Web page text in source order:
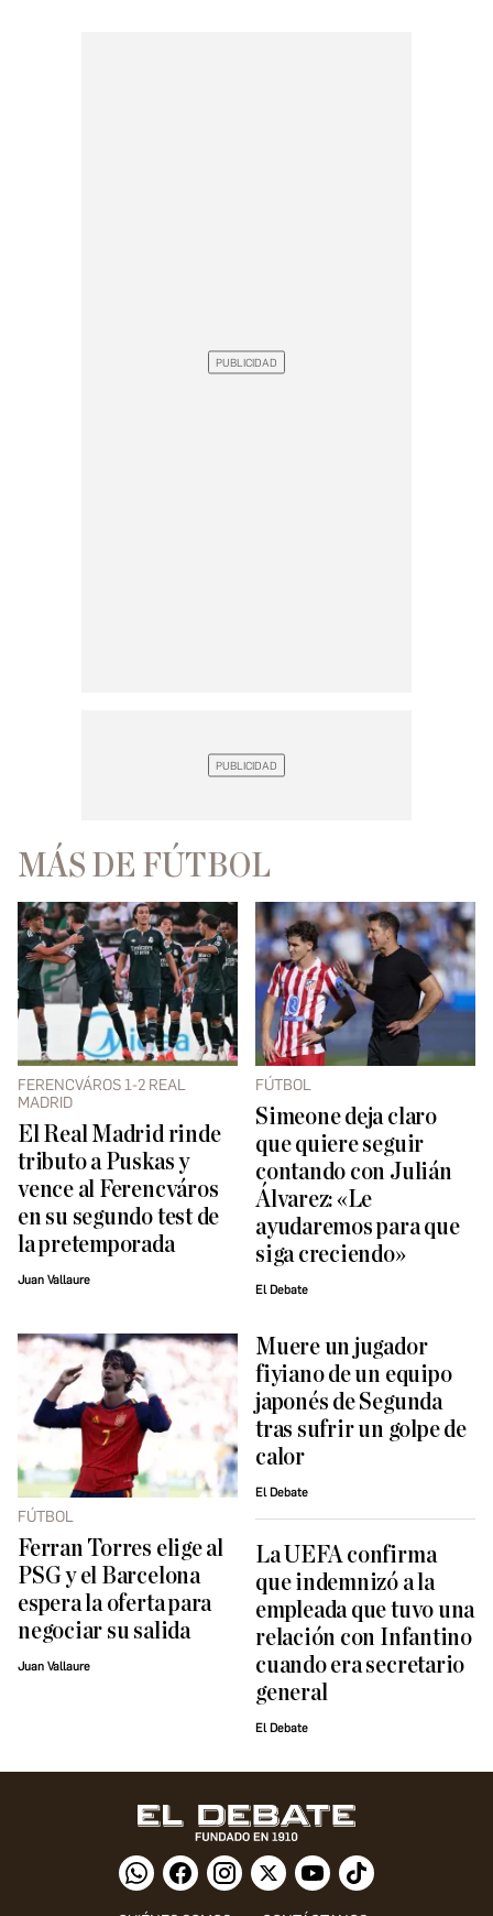
MÁS DE FÚTBOL
FERENCVÁROS 1-2 REAL
MADRID
El Real Madrid rinde
tributo a Puskas y
vence al Ferencváros
en su segundo test de
la pretemporada
Juan Vallaure
FÚTBOL
Simeone deja claro
que quiere seguir
contando con Julián
Álvarez: «Le
ayudaremos para que
siga creciendo»
El Debate
FÚTBOL
Ferran Torres elige al
PSG y el Barcelona
espera la oferta para
negociar su salida
Juan Vallaure
Muere un jugador
fiyiano de un equipo
japonés de Segunda
tras sufrir un golpe de
calor
El Debate
La UEFA confirma
que indemnizó a la
empleada que tuvo una
relación con Infantino
cuando era secretario
general
El Debate